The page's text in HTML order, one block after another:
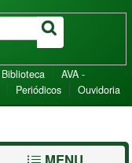
Biblioteca
AVA -
Periódicos Ouvidoria